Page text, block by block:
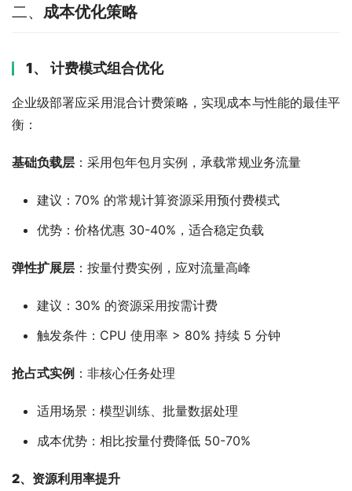
二、 成本优化策略
1、 计费模式组合优化
企业级部署应采用混合计费策略，实现成本与性能的最佳平
衡：
基础负载层 ：采用包年包月实例，承载常规业务流量
建议：70% 的常规计算资源采用预付费模式
优势：价格优惠 30-40%，适合稳定负载
弹性扩展层 ：按量付费实例，应对流量高峰
建议：30% 的资源采用按需计费
触发条件：CPU 使用率 > 80% 持续 5 分钟
抢占式实例 ：非核心任务处理
适用场景：模型训练、批量数据处理
成本优势：相比按量付费降低 50-70%
2、 资源利用率提升